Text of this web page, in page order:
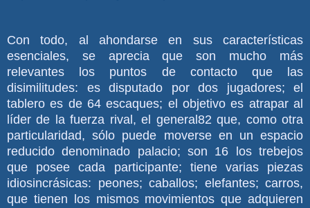
Con todo, al ahondarse en sus características
esenciales, se aprecia que son mucho más
relevantes los puntos de contacto que las
disimilitudes: es disputado por dos jugadores; el
tablero es de 64 escaques; el objetivo es atrapar al
líder de la fuerza rival, el general82 que, como otra
particularidad, sólo puede moverse en un espacio
reducido denominado palacio; son 16 los trebejos
que posee cada participante; tiene varias piezas
idiosincrásicas: peones; caballos; elefantes; carros,
que tienen los mismos movimientos que adquieren